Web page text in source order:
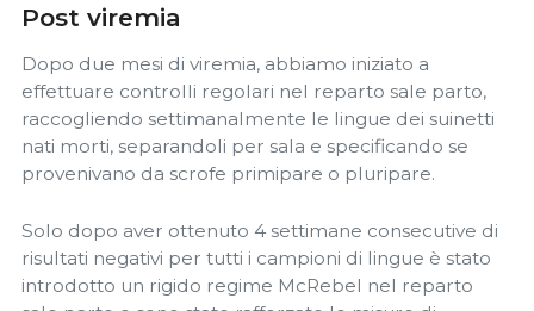
Post viremia
Dopo due mesi di viremia, abbiamo iniziato a
effettuare controlli regolari nel reparto sale parto,
raccogliendo settimanalmente le lingue dei suinetti
nati morti, separandoli per sala e specificando se
provenivano da scrofe primipare o pluripare.
Solo dopo aver ottenuto 4 settimane consecutive di
risultati negativi per tutti i campioni di lingue è stato
introdotto un rigido regime McRebel nel reparto